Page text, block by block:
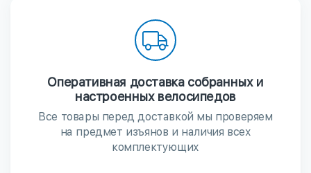
Оперативная доставка собранных и
настроенных велосипедов
Все товары перед доставкой мы проверяем
на предмет изъянов и наличия всех
комплектующих